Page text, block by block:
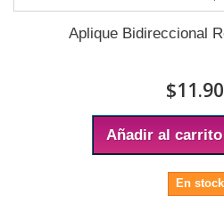
Aplique Bidireccional
Añadir al carrito
En stock